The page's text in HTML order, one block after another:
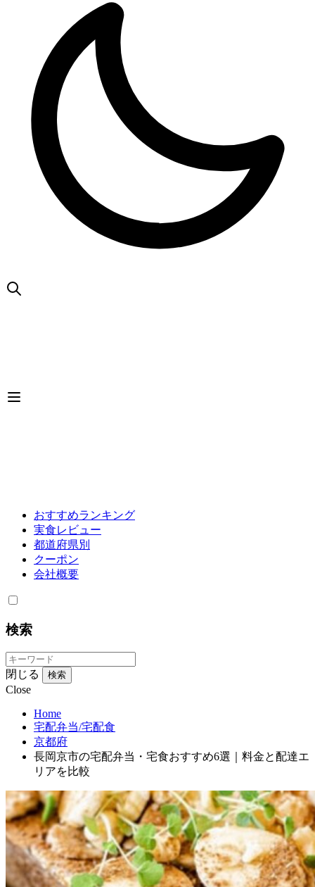
おすすめランキング
実食レビュー
都道府県別
クーポン
会社概要
検索
閉じる 検索
Close
Home
宅配弁当/宅配食
京都府
長岡京市の宅配弁当・宅食おすすめ6選｜料金と配達エ
リアを比較